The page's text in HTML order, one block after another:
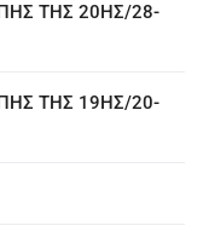
ΤΗΣ 20ΗΣ/28-
ΤΗΣ 19ΗΣ/20-